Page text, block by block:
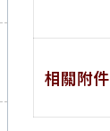
相關附件